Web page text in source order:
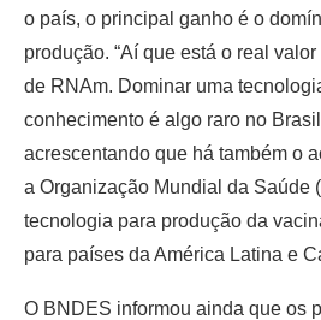
o país, o principal ganho é o
produção. “Aí que está o real
de RNAm. Dominar uma
conhecimento é algo raro no
acrescentando que há também o
a Organização Mundial da Saúde
tecnologia para produção da
para países da América Latina e
O BNDES informou ainda que os